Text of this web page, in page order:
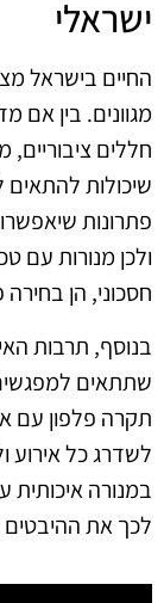
ישראלי
החיים בישראל
מגוונים. בין אם
חללים ציבוריים,
שיכולות להתאים
פתרונות
חסכוני, הן בחירה
בנוסף, תרבות
שתתאים
תקרה פלפון עם
לשדרג כל אירוע
במנורה איכותית
לכך את ההיבטים